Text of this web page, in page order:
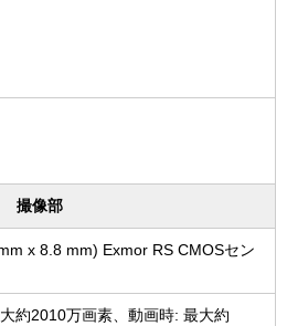
撮像部
x 8.8 mm) Exmor RS CMOSセン
約2010万画素、動画時: 最大約